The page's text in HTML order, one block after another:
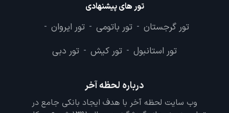
تور های پیشنهادی
تور گرجستان - تور باتومی - تور ایروان -
تور استانبول - تور کیش - تور دبی
درباره لحظه آخر
وب سایت لحظه آخر با هدف ایجاد بانکی جامع در